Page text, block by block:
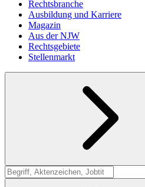
Rechtsbranche
Ausbildung und Karriere
Magazin
Aus der NJW
Rechtsgebiete
Stellenmarkt
Suche